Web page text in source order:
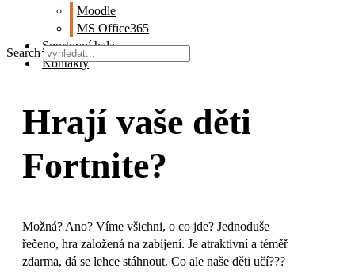
Moodle
MS Office365
Sportovní hala
Kontakty
Search
Hrají vaše děti
Fortnite?
Možná? Ano? Víme všichni, o co jde? Jednoduše
řečeno, hra založená na zabíjení. Je atraktivní a téměř
zdarma, dá se lehce stáhnout. Co ale naše děti učí???